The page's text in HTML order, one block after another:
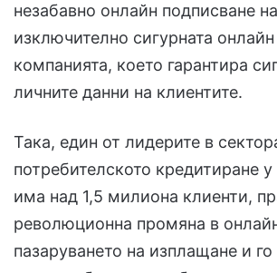
незабавно онлайн подписване
изключително сигурната
компанията, което гарантира
личните данни на клиентите.
Така, един от лидерите в
потребителското кредитиране у
има над 1,5 милиона клиенти,
революционна промяна в
пазаруването на изплащане и го